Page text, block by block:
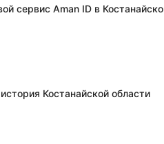
сервис Aman ID в
Костанайской области